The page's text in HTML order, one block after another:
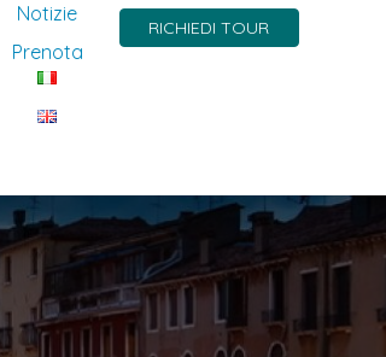
Notizie
Prenota
RICHIEDI TOUR